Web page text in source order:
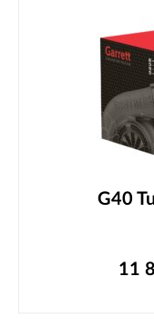
G40
11